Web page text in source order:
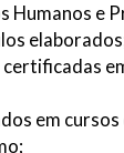
Humanos e
em cursos